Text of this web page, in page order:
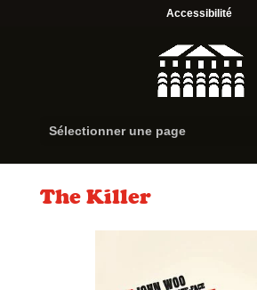
Accessibilité
Sélectionner une page
The Killer